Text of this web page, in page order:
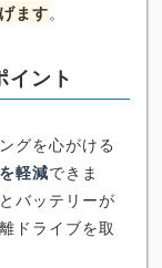
ます。
イント
グを心がける
軽減できま
バッテリーが
ドライブを取